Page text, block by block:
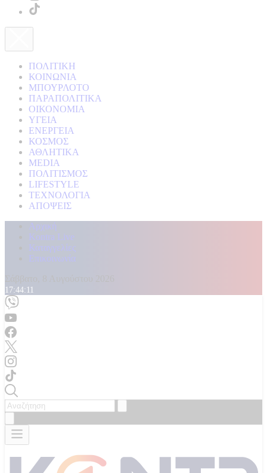
ΠΟΛΙΤΙΚΗ
ΚΟΙΝΩΝΙΑ
ΜΠΟΥΡΛΟΤΟ
ΠΑΡΑΠΟΛΙΤΙΚΑ
ΟΙΚΟΝΟΜΙΑ
ΥΓΕΙΑ
ΕΝΕΡΓΕΙΑ
ΚΟΣΜΟΣ
ΑΘΛΗΤΙΚΑ
MEDIA
ΠΟΛΙΤΙΣΜΟΣ
LIFESTYLE
ΤΕΧΝΟΛΟΓΙΑ
ΑΠΟΨΕΙΣ
Αρχική
Kontra Live
Καταγγελίες
Επικοινωνία
17:44:13